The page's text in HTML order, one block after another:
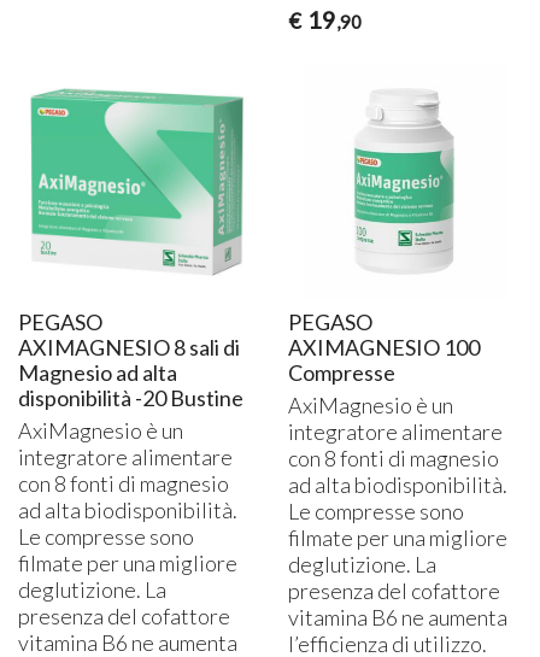
€ 19,90
PEGASO
AXIMAGNESIO 8 sali di
Magnesio ad alta
disponibilità -20 Bustine
AxiMagnesio è un
integratore alimentare
con 8 fonti di magnesio
ad alta biodisponibilità.
Le compresse sono
filmate per una migliore
deglutizione. La
presenza del cofattore
vitamina B6 ne aumenta
PEGASO
AXIMAGNESIO 100
Compresse
AxiMagnesio è un
integratore alimentare
con 8 fonti di magnesio
ad alta biodisponibilità.
Le compresse sono
filmate per una migliore
deglutizione. La
presenza del cofattore
vitamina B6 ne aumenta
l’efficienza di utilizzo.